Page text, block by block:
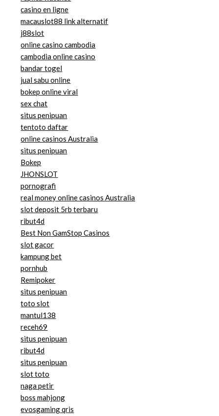
casino en ligne
macauslot88 link alternatif
j88slot
online casino cambodia
cambodia online casino
bandar togel
jual sabu online
bokep online viral
sex chat
situs penipuan
tentoto daftar
online casinos Australia
situs penipuan
Bokep
JHONSLOT
pornografi
real money online casinos Australia
slot deposit 5rb terbaru
ribut4d
Best Non GamStop Casinos
slot gacor
kampung bet
pornhub
Remipoker
situs penipuan
toto slot
mantul138
receh69
situs penipuan
ribut4d
situs penipuan
slot toto
naga petir
boss mahjong
evosgaming qris